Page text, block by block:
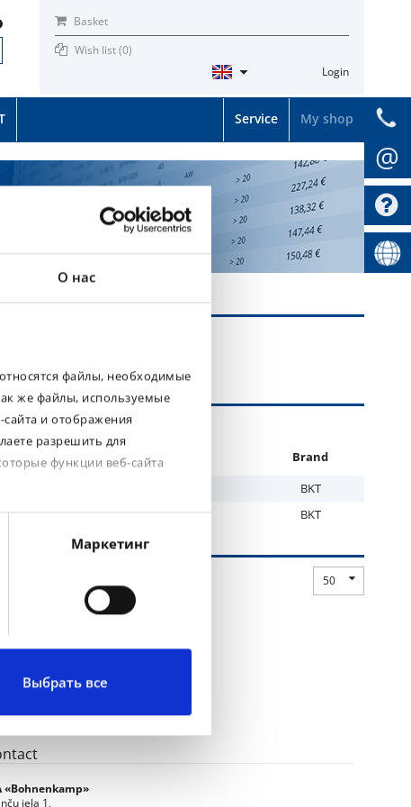
О нас
файлы, необходимые
же файлы, используемые
и отображения
разрешить для
функции веб-сайта
Маркетинг
Выбрать все
Basket
Wish list (0)
Login
My shop
Service
PR Tread
Brand
BKT
Earthmax SR 23 BKT
50
«Bohnenkamp»
iela 1,
@